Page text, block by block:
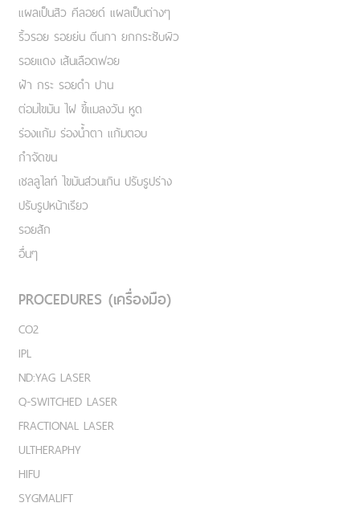
แผลเป็นสิว คีลอยด์ แผลเป็นต่างๆ
ริ้วรอย รอยย่น ตีนกา ยกกระชับผิว
รอยแดง เส้นเลือดฟอย
ฝ้า กระ รอยดำ ปาน
ต่อมไขมัน ไฝ ขี้แมลงวัน หูด
ร่องแก้ม ร่องน้ำตา แก้มตอบ
กำจัดขน
เชลลูไลท์ ไขมันส่วนเกิน ปรับรูปร่าง
ปรับรูปหน้าเรียว
รอยสัก
อื่นๆ
PROCEDURES (เครื่องมือ)
CO2
IPL
ND:YAG LASER
Q-SWITCHED LASER
FRACTIONAL LASER
ULTHERAPHY
HIFU
SYGMALIFT